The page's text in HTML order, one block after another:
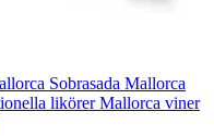
Sobrasada Mallorca
likörerMallorca viner